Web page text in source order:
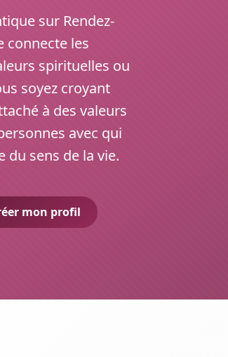
sur Rendez-
connecte les
spirituelles ou
soyez croyant
à des valeurs
avec qui
du sens de la vie.
mon profil